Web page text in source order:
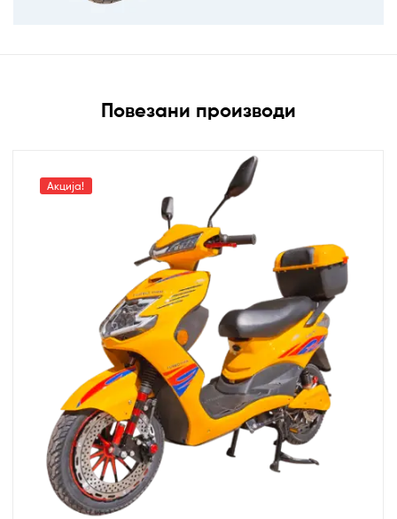
Повезани производи
Акција!